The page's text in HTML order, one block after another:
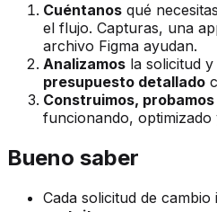
Cuéntanos qué
el flujo. Capturas, una
archivo Figma ayudan.
Analizamos la solicitud
presupuesto detallado
Construimos,
funcionando,
Bueno saber
Cada solicitud de cambio